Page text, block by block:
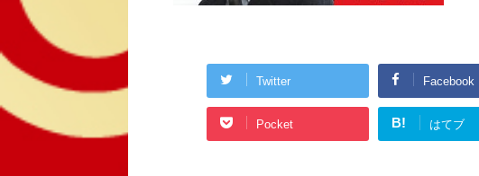
Twitter Facebook
Pocket B! はてブ